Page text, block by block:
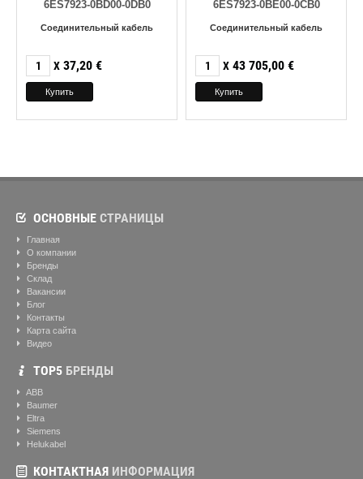
6ES7923-0BD00-0DB0
Соединительный кабель
X 37,20 €
6ES7923-0BE00-0CB0
Соединительный кабель
X 43 705,00 €
ОСНОВНЫЕ СТРАНИЦЫ
Главная
О компании
Бренды
Склад
Вакансии
Блог
Контакты
Карта сайта
Видео
ТОР5 БРЕНДЫ
ABB
Baumer
Eltra
Siemens
Helukabel
КОНТАКТНАЯ ИНФОРМАЦИЯ